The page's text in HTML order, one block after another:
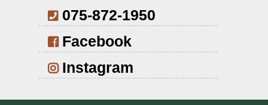
075-872-1950
Facebook
Instagram